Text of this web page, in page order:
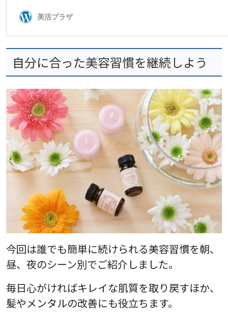
自分に合った美容習慣を継続しよう
今回は誰でも簡単に続けられる美容習慣を朝、
昼、夜のシーン別でご紹介しました。
毎日心がければキレイな肌質を取り戻すほか、
髪やメンタルの改善にも役立ちます。